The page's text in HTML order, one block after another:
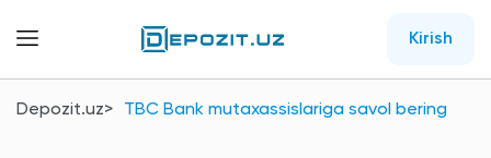
Kirish
Depozit.uz TBC Bank mutaxassislariga savol bering